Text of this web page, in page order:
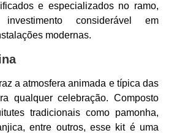
e especializados no ramo,
considerável em
modernas.
a atmosfera animada e típica das
qualquer celebração. Composto
tradicionais como pamonha,
entre outros, esse kit é uma